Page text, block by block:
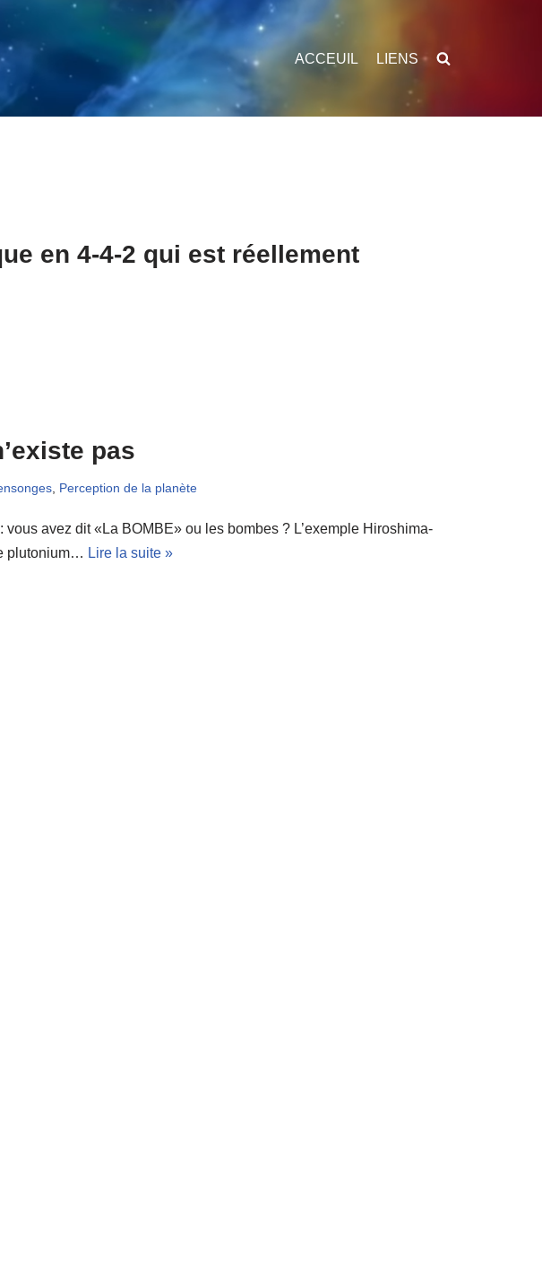
ACCEUIL LIENS
en 4-4-2 qui est réellement
pas
Perception de la planète
vous avez dit «La BOMBE» ou les bombes ? L’exemple Hiroshima-
plutonium… Lire la suite »